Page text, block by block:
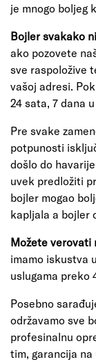
je mnogo boljeg
Bojler svakako
ako pozovete
sve raspoložive
vašoj adresi.
24 sata, 7 dana u
Pre svake
potpunosti
došlo do
uvek predložiti
bojler mogao
kapljala a bojler
Možete verovati
imamo iskustva
uslugama preko
Posebno
održavamo sve
profesinalnu
tim, garancija na